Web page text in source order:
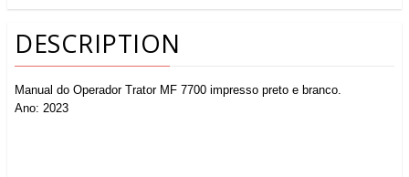
DESCRIPTION
Manual do Operador Trator MF 7700 impresso preto e branco.
Ano: 2023